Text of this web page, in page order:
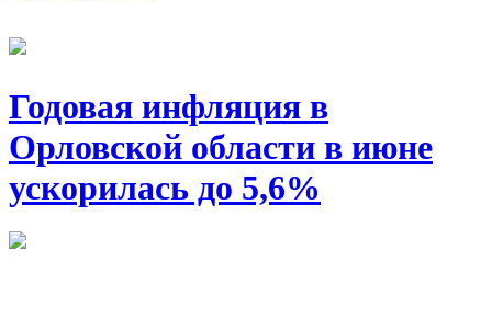
Годовая инфляция в
Орловской области в июне
ускорилась до 5,6%